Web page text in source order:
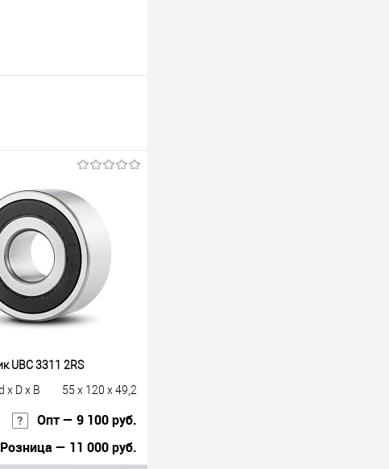
UBC 3311 2RS
x D x B
55 x 120 x 49,2
Опт — 9 100 руб.
Розница — 11 000 руб.